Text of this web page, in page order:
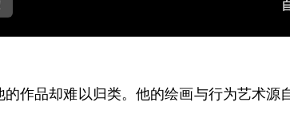
作品却难以归类。他的绘画与行为艺术源